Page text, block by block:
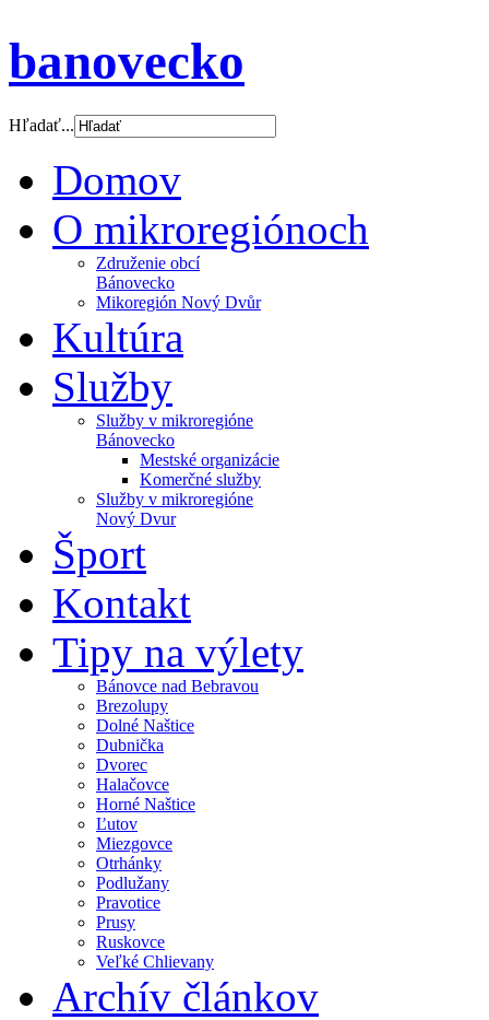
banovecko
Hľadať...
Domov
O mikroregiónoch
Združenie obcí
Bánovecko
Mikoregión Nový Dvůr
Kultúra
Služby
Služby v mikroregióne
Bánovecko
Mestské organizácie
Komerčné služby
Služby v mikroregióne
Nový Dvur
Šport
Kontakt
Tipy na výlety
Bánovce nad Bebravou
Brezolupy
Dolné Naštice
Dubnička
Dvorec
Halačovce
Horné Naštice
Ľutov
Miezgovce
Otrhánky
Podlužany
Pravotice
Prusy
Ruskovce
Veľké Chlievany
Archív článkov